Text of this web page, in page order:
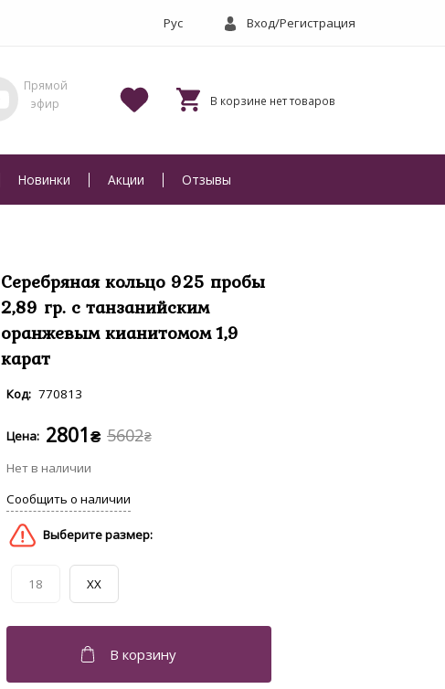
Вход/Регистрация
Новинки Акции Отзывы
Серебряная кольцо 925 пробы
2,89 гр. с танзанийским
оранжевым кианитомом 1,9
карат
770813
5602₴
2801₴
18 XX